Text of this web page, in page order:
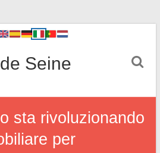
Seine
sta rivoluzionando
per